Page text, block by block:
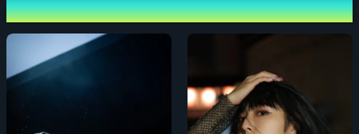
さい。
と対象となります。
※チケットを購入された場合、また本イベントに参加される場合、全ての記載
事項を適用することに同意頂いたものとみなします。
出演者